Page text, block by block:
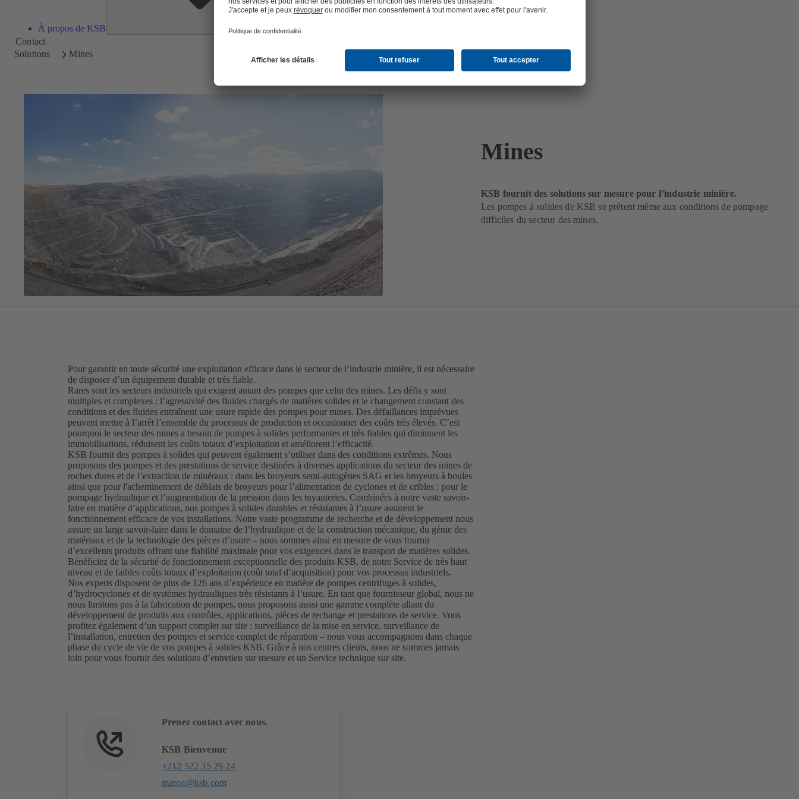
À propos de KSB
Contact
Solutions
Mines
Mines
KSB fournit des solutions sur mesure pour l’industrie minière.
Les pompes à solides de KSB se prêtent même aux conditions de pompage
difficiles du secteur des mines.
Pour garantir en toute sécurité une exploitation efficace dans le secteur de l’industrie minière, il est nécessaire
de disposer d’un équipement durable et très fiable.
Rares sont les secteurs industriels qui exigent autant des pompes que celui des mines. Les défis y sont
multiples et complexes : l’agressivité des fluides chargés de matières solides et le changement constant des
conditions et des fluides entraînent une usure rapide des pompes pour mines. Des défaillances imprévues
peuvent mettre à l’arrêt l’ensemble du processus de production et occasionner des coûts très élevés. C’est
pourquoi le secteur des mines a besoin de pompes à solides performantes et très fiables qui diminuent les
immobilisations, réduisent les coûts totaux d’exploitation et améliorent l’efficacité.
KSB fournit des pompes à solides qui peuvent également s’utiliser dans des conditions extrêmes. Nous
proposons des pompes et des prestations de service destinées à diverses applications du secteur des mines de
roches dures et de l’extraction de minéraux : dans les broyeurs semi-autogènes SAG et les broyeurs à boules
ainsi que pour l'acheminement de déblais de broyeurs pour l’alimentation de cyclones et de cribles ; pour le
pompage hydraulique et l’augmentation de la pression dans les tuyauteries. Combinées à notre vaste savoir-
faire en matière d’applications, nos pompes à solides durables et résistantes à l’usure assurent le
fonctionnement efficace de vos installations. Notre vaste programme de recherche et de développement nous
assure un large savoir-faire dans le domaine de l’hydraulique et de la construction mécanique, du génie des
matériaux et de la technologie des pièces d’usure – nous sommes ainsi en mesure de vous fournir
d’excellents produits offrant une fiabilité maximale pour vos exigences dans le transport de matières solides.
Bénéficiez de la sécurité de fonctionnement exceptionnelle des produits KSB, de notre Service de très haut
niveau et de faibles coûts totaux d’exploitation (coût total d’acquisition) pour vos processus industriels.
Nos experts disposent de plus de 126 ans d’expérience en matière de pompes centrifuges à solides,
d’hydrocyclones et de systèmes hydrauliques très résistants à l’usure. En tant que fournisseur global, nous ne
nous limitons pas à la fabrication de pompes, nous proposons aussi une gamme complète allant du
développement de produits aux contrôles, applications, pièces de rechange et prestations de service. Vous
profitez également d’un support complet sur site : surveillance de la mise en service, surveillance de
l’installation, entretien des pompes et service complet de réparation – nous vous accompagnons dans chaque
phase du cycle de vie de vos pompes à solides KSB. Grâce à nos centres clients, nous ne sommes jamais
loin pour vous fournir des solutions d’entretien sur mesure et un Service technique sur site.
Prenez contact avec nous.
KSB Bienvenue
+212 522 35 29 24
maroc@ksb.com